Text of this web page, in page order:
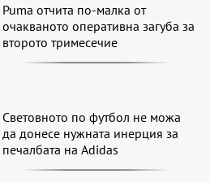
Puma отчита по-малка от
очакваното оперативна загуба за
второто тримесечие
Световното по футбол не можа
да донесе нужната инерция за
печалбата на Adidas